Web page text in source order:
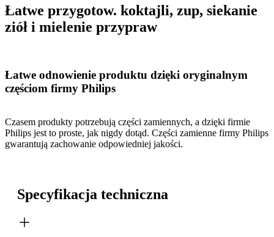
Łatwe przygotow. koktajli, zup, siekanie
ziół i mielenie przypraw
Łatwe odnowienie produktu dzięki oryginalnym
częściom firmy Philips
Czasem produkty potrzebują części zamiennych, a dzięki firmie
Philips jest to proste, jak nigdy dotąd. Części zamienne firmy Philips
gwarantują zachowanie odpowiedniej jakości.
Specyfikacja techniczna